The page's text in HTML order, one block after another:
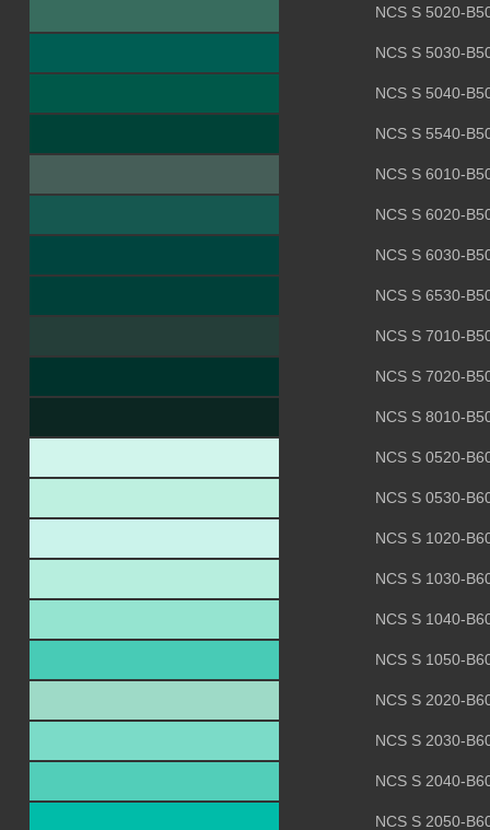
NCS S 5020-
NCS S 5030-
NCS S 5040-
NCS S 5540-
NCS S 6010-
NCS S 6020-
NCS S 6030-
NCS S 6530-
NCS S 7010-
NCS S 7020-
NCS S 8010-
NCS S 0520-
NCS S 0530-
NCS S 1020-
NCS S 1030-
NCS S 1040-
NCS S 1050-
NCS S 2020-
NCS S 2030-
NCS S 2040-
NCS S 2050-